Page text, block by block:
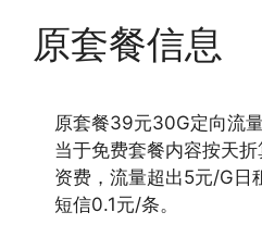
原套餐信息
原套餐39元30G定向流
当于免费套餐内容按天
资费，流量超出5元/G日
短信0.1元/条。